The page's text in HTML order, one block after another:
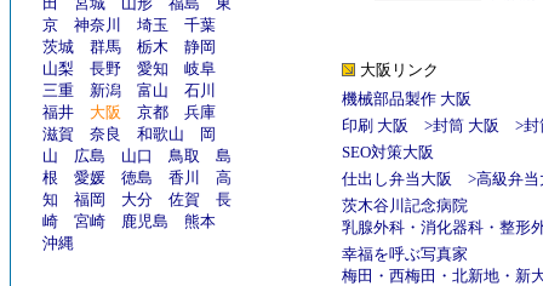
京
神奈川 埼玉
千葉
茨城
群馬 栃木
静岡
山梨
長野 愛知
岐阜
三重
新潟 富山
石川
福井
大阪 京都
兵庫
滋賀
奈良 和歌山
岡
山
広島 山口 鳥取
島
根
愛媛 徳島 香川
高
知
福岡 大分 佐賀
長
崎
宮崎 鹿児島
熊本
沖縄
大阪リンク
機械部品製作 大阪
印刷 大阪 >封筒 大阪 >封
SEO対策大阪
仕出し弁当大阪 >高級弁当
茨木谷川記念病院
乳腺外科・ 消化器科・ 整形
幸福を呼ぶ写真家
梅田 ・ 西梅田 ・ 北新地・ 新